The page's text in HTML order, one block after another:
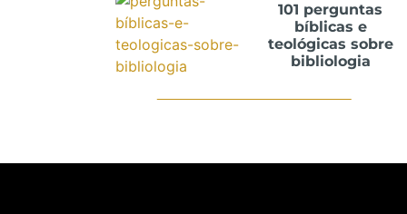
101 perguntas
bíblicas e
teológicas sobre
bibliologia